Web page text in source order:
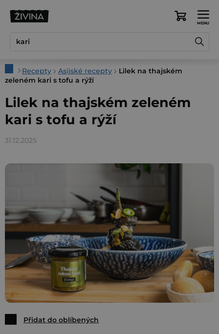
Nákupní
DomůRecepty Asijské recepty
Lilek na thajském
zeleném kari s tofu a rýží
Lilek na thajském zeleném
kari s tofu a rýží
31.12.2025
Přidat do oblíbených